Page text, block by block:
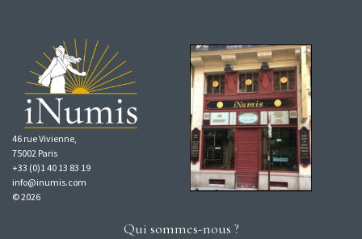
46 rue Vivienne,
75002 Paris
+33 (0)1 40 13 83 19
info@inumis.com
© 2026
Qui sommes-nous ?